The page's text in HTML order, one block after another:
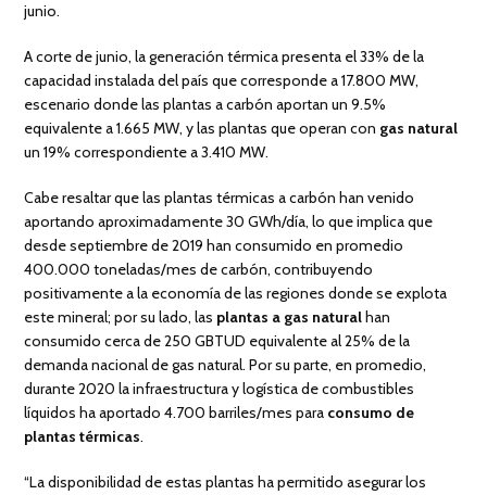
junio.
A corte de junio, la generación térmica presenta el 33% de la
capacidad instalada del país que corresponde a 17.800 MW,
escenario donde las plantas a carbón aportan un 9.5%
equivalente a 1.665 MW, y las plantas que operan con gas natural
un 19% correspondiente a 3.410 MW.
Cabe resaltar que las plantas térmicas a carbón han venido
aportando aproximadamente 30 GWh/día, lo que implica que
desde septiembre de 2019 han consumido en promedio
400.000 toneladas/mes de carbón, contribuyendo
positivamente a la economía de las regiones donde se explota
este mineral; por su lado, las plantas a gas natural han
consumido cerca de 250 GBTUD equivalente al 25% de la
demanda nacional de gas natural. Por su parte, en promedio,
durante 2020 la infraestructura y logística de combustibles
líquidos ha aportado 4.700 barriles/mes para consumo de
plantas térmicas.
“La disponibilidad de estas plantas ha permitido asegurar los